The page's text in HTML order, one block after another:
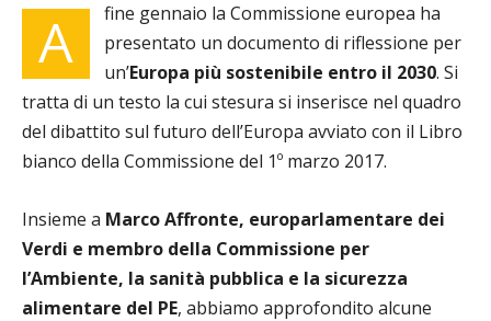
A
fine gennaio la Commissione europea ha
presentato un documento di riflessione per
un’Europa più sostenibile entro il 2030. Si
tratta di un testo la cui stesura si inserisce nel quadro
del dibattito sul futuro dell’Europa avviato con il Libro
bianco della Commissione del 1º marzo 2017.
Insieme a Marco Affronte, europarlamentare dei
Verdi e membro della Commissione per
l’Ambiente, la sanità pubblica e la sicurezza
alimentare del PE, abbiamo approfondito alcune